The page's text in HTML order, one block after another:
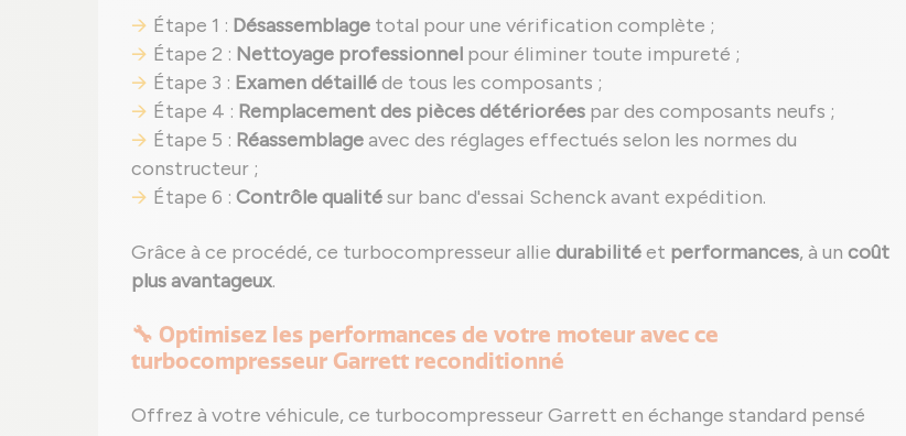
Étape 1 : Désassemblage total pour une vérification complète ;
Étape 2 : Nettoyage professionnel pour éliminer toute impureté ;
Étape 3 : Examen détailléde tous les composants ;
Étape 4 : Remplacement des pièces détériorées par des composants neufs ;
Étape 5 : Réassemblageavec des réglages effectués selon les normes du
constructeur ;
Étape 6 : Contrôle qualitésur banc d'essai Schenck avant expédition.
Grâce à ce procédé, ce turbocompresseur allie durabilitéet performances, à un coût
plus avantageux.
🔧 Optimisez les performances de votre moteur avec ce
turbocompresseur Garrett reconditionné
Offrez à votre véhicule, ce turbocompresseur Garrett en échange standard pensé